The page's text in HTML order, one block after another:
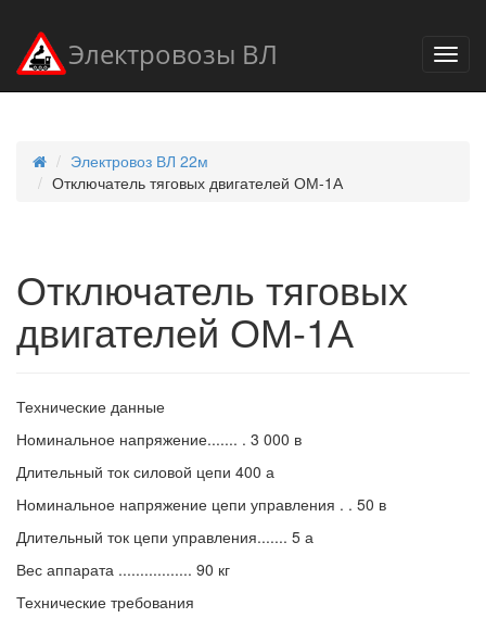
Электровозы ВЛ
Электровоз ВЛ 22м
Отключатель тяговых двигателей ОМ-1А
Отключатель тяговых
двигателей ОМ-1А
Технические данные
Номинальное напряжение....... . 3 000 в
Длительный ток силовой цепи 400 а
Номинальное напряжение цепи управления . . 50 в
Длительный ток цепи управления....... 5 а
Вес аппарата ................. 90 кг
Технические требования